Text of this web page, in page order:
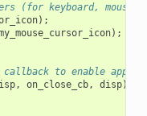
keyboard, mouse &
);
);
to enable
, on_close_cb, disp);